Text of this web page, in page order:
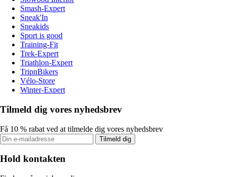
Smash-Expert
Sneak'In
Sneakids
Sport is good
Training-Fit
Trek-Expert
Triathlon-Expert
TripnBikers
Vélo-Store
Winter-Expert
Tilmeld dig vores nyhedsbrev
Få 10 % rabat ved at tilmelde dig vores nyhedsbrev
Tilmeld dig
Hold kontakten